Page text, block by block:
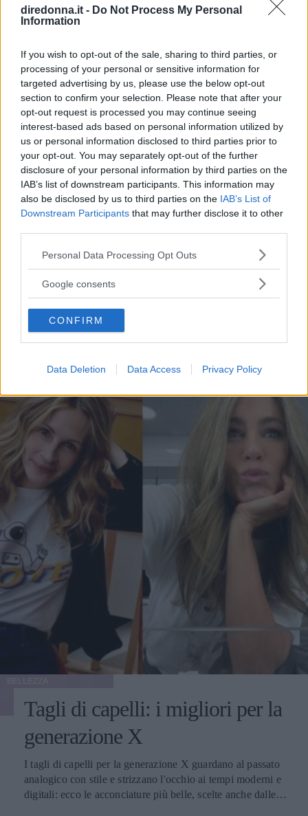
diredonna.it - Do Not Process My Personal
Information
If you wish to opt-out of the sale, sharing to third parties, or
processing of your personal or sensitive information for
targeted advertising by us, please use the below opt-out
section to confirm your selection. Please note that after your
opt-out request is processed you may continue seeing
interest-based ads based on personal information utilized by
us or personal information disclosed to third parties prior to
your opt-out. You may separately opt-out of the further
disclosure of your personal information by third parties on the
IAB’s list of downstream participants. This information may
also be disclosed by us to third parties on the IAB’s List of
Downstream Participants that may further disclose it to other
Please note that this website/app uses one or more Google
not limited to your visit or usage behaviour. You may click to
use your data for below specified purposes in below Google
consent section.
Personal Data Processing Opt Outs
Google consents
CONFIRM
Data Deletion Data Access Privacy Policy
BELLEZZA
Tagli di capelli con frangia per
tutte le lunghezze
Torna in voga la frangia e lo fa su tagli di tutte le
lunghezze. Scopriamo i trend di stagione
Tagli di capelli: i migliori per la
generazione X
I tagli di capelli per la generazione X guardano al passato
analogico con stile e strizzano l'occhio ai tempi moderni e
digitali: ecco le acconciature più belle, scelte anche dalle